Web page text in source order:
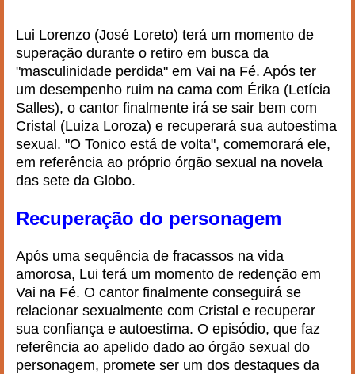
Lui Lorenzo (José Loreto) terá um momento de
superação durante o retiro em busca da
"masculinidade perdida" em Vai na Fé. Após ter
um desempenho ruim na cama com Érika (Letícia
Salles), o cantor finalmente irá se sair bem com
Cristal (Luiza Loroza) e recuperará sua autoestima
sexual. "O Tonico está de volta", comemorará ele,
em referência ao próprio órgão sexual na novela
das sete da Globo.
Recuperação do personagem
Após uma sequência de fracassos na vida
amorosa, Lui terá um momento de redenção em
Vai na Fé. O cantor finalmente conseguirá se
relacionar sexualmente com Cristal e recuperar
sua confiança e autoestima. O episódio, que faz
referência ao apelido dado ao órgão sexual do
personagem, promete ser um dos destaques da